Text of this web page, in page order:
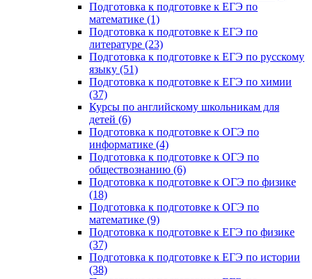
Подготовка к подготовке к ЕГЭ по
математике (1)
Подготовка к подготовке к ЕГЭ по
литературе (23)
Подготовка к подготовке к ЕГЭ по русскому
языку (51)
Подготовка к подготовке к ЕГЭ по химии
(37)
Курсы по английскому школьникам для
детей (6)
Подготовка к подготовке к ОГЭ по
информатике (4)
Подготовка к подготовке к ОГЭ по
обществознанию (6)
Подготовка к подготовке к ОГЭ по физике
(18)
Подготовка к подготовке к ОГЭ по
математике (9)
Подготовка к подготовке к ЕГЭ по физике
(37)
Подготовка к подготовке к ЕГЭ по истории
(38)